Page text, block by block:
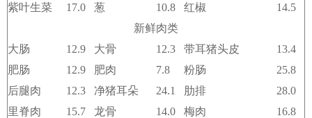
紫叶生菜
17.0 葱 10.8 红椒
14.5
新鲜肉类
大肠
12.9 大骨 12.3 带耳猪头皮
13.4
肥肠
12.9 肥肉 7.8 粉肠
25.8
后腿肉
12.3 净猪耳朵 24.1 肋排
28.0
里脊肉
15.7 龙骨 14.0 梅肉
16.8